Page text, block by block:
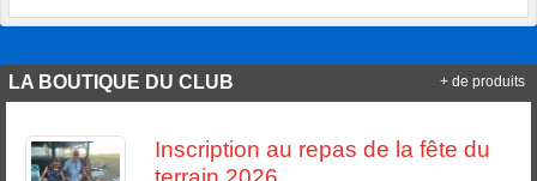
LA BOUTIQUE DU CLUB
Inscription au repas de la fête du
+ de produits